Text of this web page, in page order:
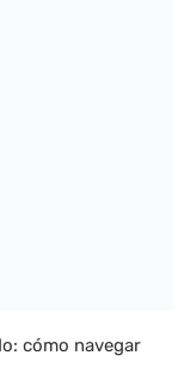
cómo navegar